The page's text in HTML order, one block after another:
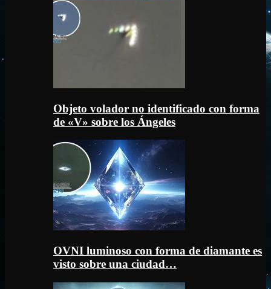
Objeto volador no identificado con forma
de «V» sobre los Ángeles
OVNI luminoso con forma de diamante es
visto sobre una ciudad…